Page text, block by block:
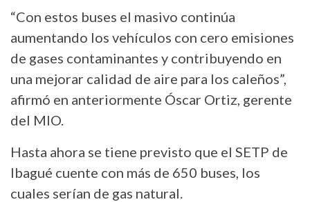
“Con estos buses el masivo continúa
aumentando los vehículos con cero emisiones
de gases contaminantes y contribuyendo en
una mejorar calidad de aire para los caleños”,
afirmó en anteriormente Óscar Ortiz, gerente
del MIO.
Hasta ahora se tiene previsto que el SETP de
Ibagué cuente con más de 650 buses, los
cuales serían de gas natural.